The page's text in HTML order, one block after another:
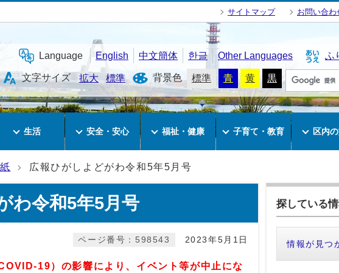
サイトマップ お問い合わ
Language English 中文簡体 한글 Other Languages ふ
文字サイズ 拡大 標準 背景色 標準 青 黄 黒
生活 安全・安心 福祉・健康 子育て・教育 区内
広報ひがしよどがわ令和5年5月号
わ令和5年5月号
2023年5月1日
ページ番号：598543
）の影響により 、イベント等が中止にな
探している
情報が見つ